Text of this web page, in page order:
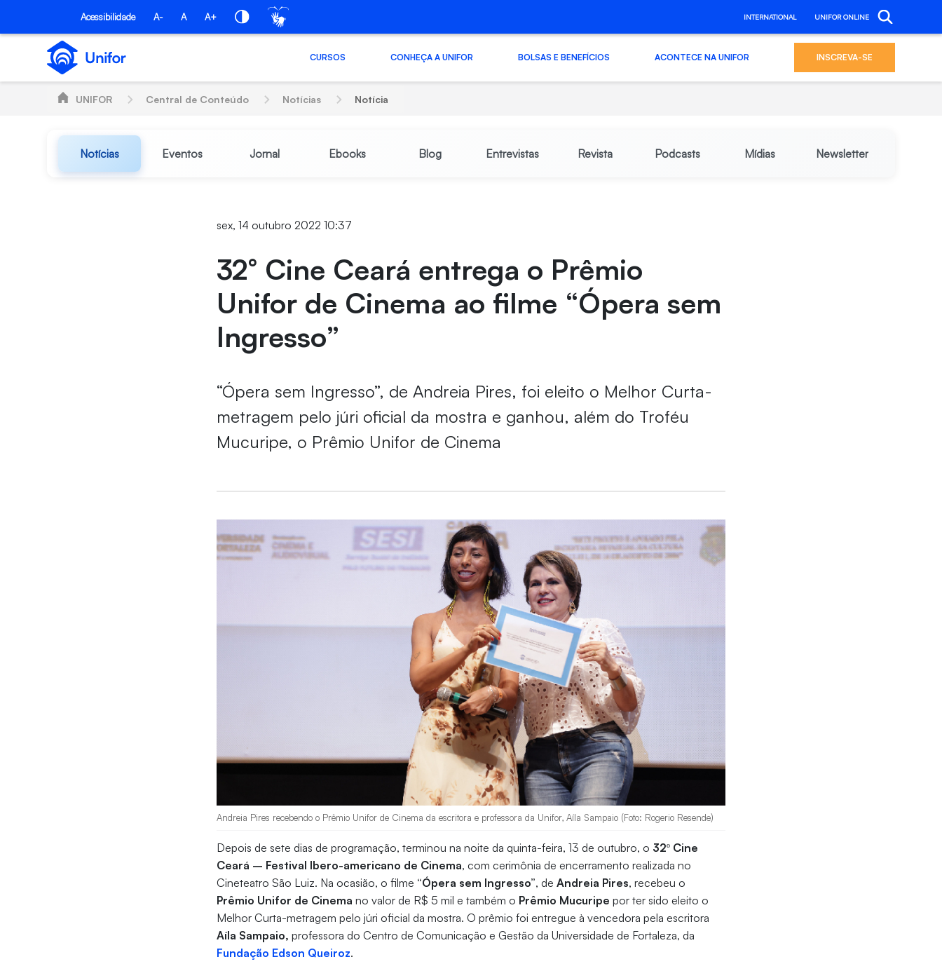
Pular para o Conteúdo principal
Acessibilidade A- A A+ INTERNATIONAL UNIFOR ONLINE
CURSOS CONHEÇA A UNIFOR BOLSAS E BENEFÍCIOS ACONTECE NA UNIFOR INSCREVA-SE
UNIFOR Central de Conteúdo Notícias Notícia
Notícias Eventos Jornal Ebooks Blog Entrevistas Revista Podcasts Mídias Newsletter
sex, 14 outubro 2022 10:37
32° Cine Ceará entrega o Prêmio
Unifor de Cinema ao filme “Ópera sem
Ingresso”
“Ópera sem Ingresso”, de Andreia Pires, foi eleito o Melhor Curta-
metragem pelo júri oficial da mostra e ganhou, além do Troféu
Mucuripe, o Prêmio Unifor de Cinema
Andreia Pires recebendo o Prêmio Unifor de Cinema da escritora e professora da Unifor, Aíla Sampaio (Foto: Rogerio Resende)
Depois de sete dias de programação, terminou na noite da quinta-feira, 13 de outubro, o 32º Cine
Ceará – Festival Ibero-americano de Cinema, com cerimônia de encerramento realizada no
Cineteatro São Luiz. Na ocasião, o filme “Ópera sem Ingresso”, de Andreia Pires, recebeu o
Prêmio Unifor de Cinema no valor de R$ 5 mil e também o Prêmio Mucuripepor ter sido eleito o
Melhor Curta-metragem pelo júri oficial da mostra. O prêmio foi entregue à vencedora pela escritora
Aíla Sampaio, professora do Centro de Comunicação e Gestão da Universidade de Fortaleza, da
Fundação Edson Queiroz.